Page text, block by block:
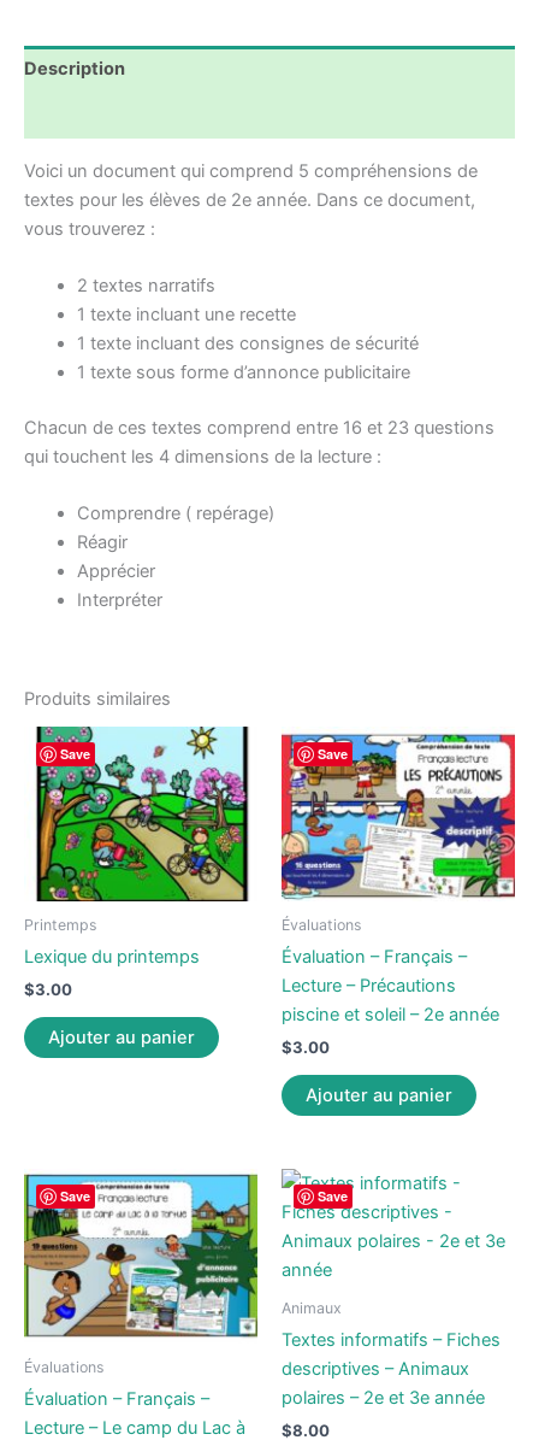
d'année
-
Lecture
-
2e
Description
Voici un document qui comprend 5 compréhensions de
textes pour les élèves de 2e année. Dans ce document,
vous trouverez :
2 textes narratifs
1 texte incluant une recette
1 texte incluant des consignes de sécurité
1 texte sous forme d’annonce publicitaire
Chacun de ces textes comprend entre 16 et 23 questions
qui touchent les 4 dimensions de la lecture :
Comprendre ( repérage)
Réagir
Apprécier
Interpréter
Produits similaires
Save
Printemps
Lexique du printemps
$3.00
Ajouter au panier
Save
Évaluations
Évaluation – Français –
Lecture – Précautions
piscine et soleil – 2e année
$3.00
Ajouter au panier
Save
Évaluations
Évaluation – Français –
Lecture – Le camp du Lac à
Save
Animaux
Textes informatifs – Fiches
descriptives – Animaux
polaires – 2e et 3e année
$8.00